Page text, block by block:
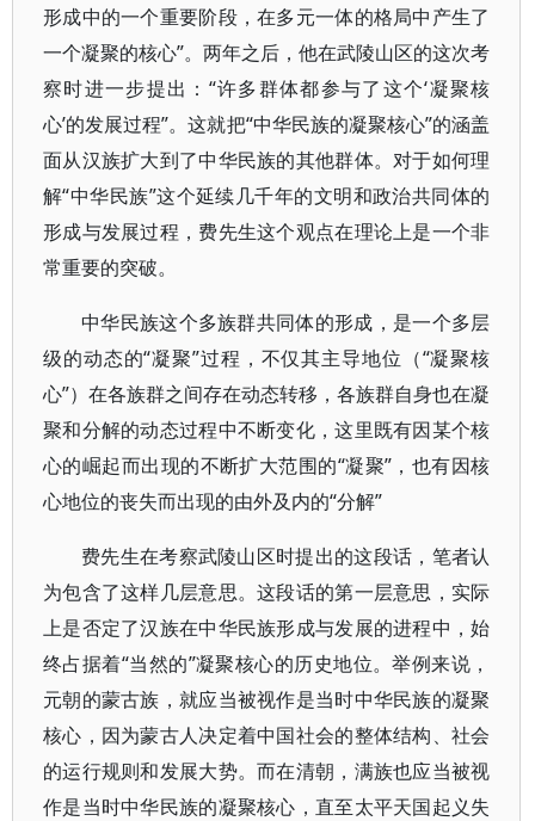
形成中的一个重要阶段，在多元一体的格局中产生了
一个凝聚的核心”。两年之后，他在武陵山区的这次考
察时进一步提出：“许多群体都参与了这个‘凝聚核
心’的发展过程”。这就把“中华民族的凝聚核心”的涵盖
面从汉族扩大到了中华民族的其他群体。对于如何理
解“中华民族”这个延续几千年的文明和政治共同体的
形成与发展过程，费先生这个观点在理论上是一个非
常重要的突破。
中华民族这个多族群共同体的形成，是一个多层
级的动态的“凝聚”过程，不仅其主导地位（“凝聚核
心”）在各族群之间存在动态转移，各族群自身也在凝
聚和分解的动态过程中不断变化，这里既有因某个核
心的崛起而出现的不断扩大范围的“凝聚”，也有因核
心地位的丧失而出现的由外及内的“分解”
费先生在考察武陵山区时提出的这段话，笔者认
为包含了这样几层意思。这段话的第一层意思，实际
上是否定了汉族在中华民族形成与发展的进程中，始
终占据着“当然的”凝聚核心的历史地位。举例来说，
元朝的蒙古族，就应当被视作是当时中华民族的凝聚
核心，因为蒙古人决定着中国社会的整体结构、社会
的运行规则和发展大势。而在清朝，满族也应当被视
作是当时中华民族的凝聚核心，直至太平天国起义失